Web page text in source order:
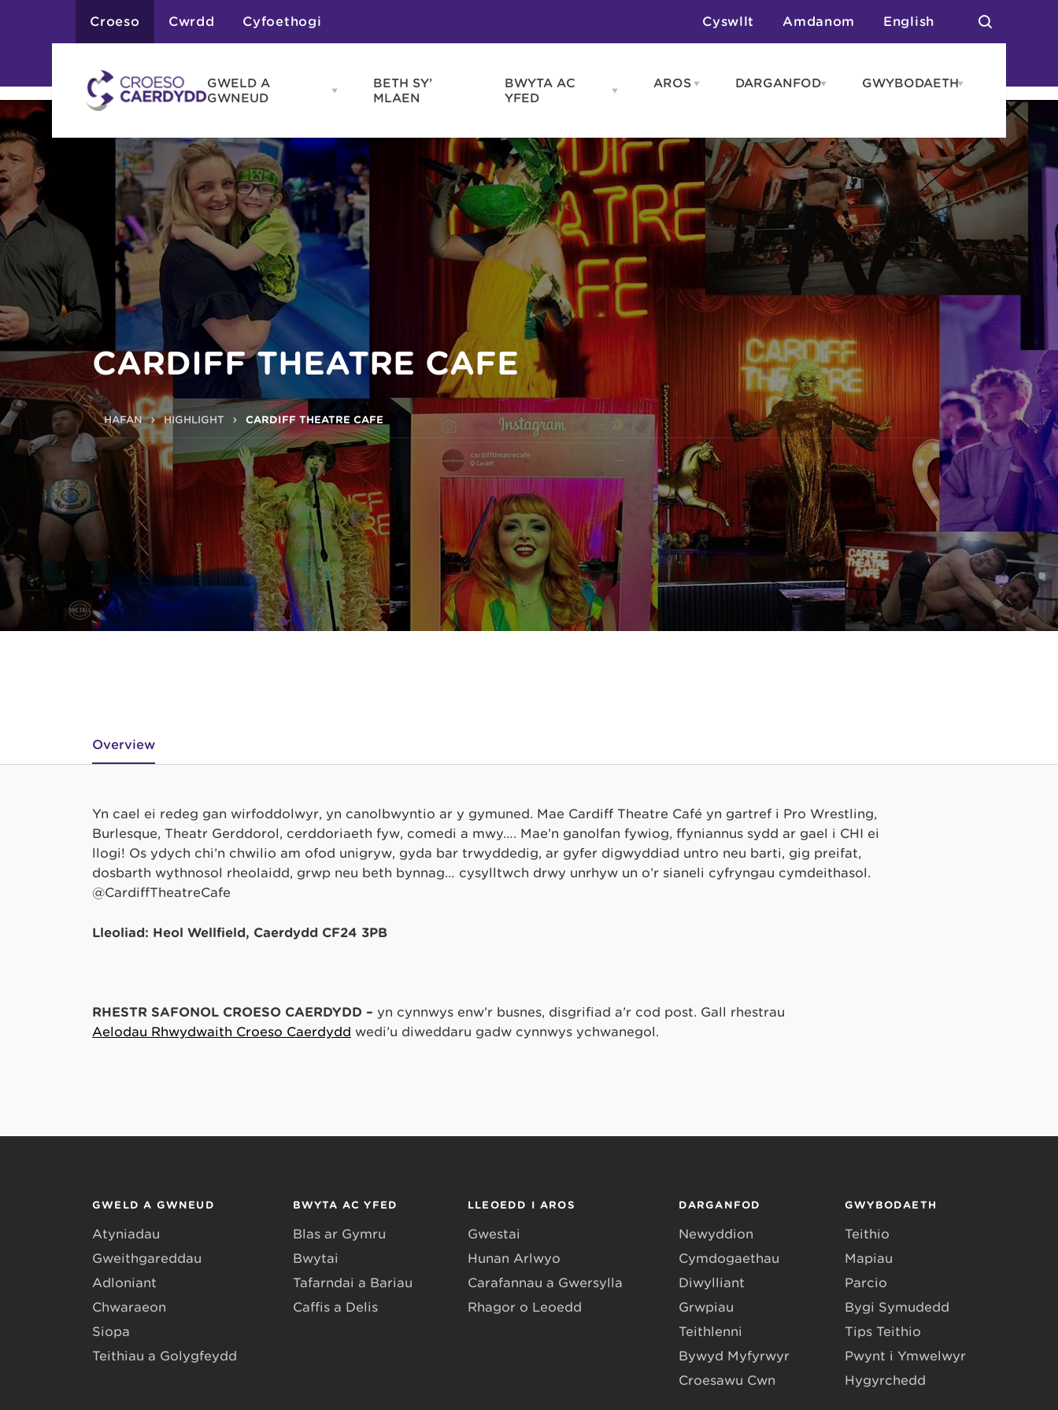
Croeso Cwrdd Cyfoethogi Cyswllt Amdanom English
GWELD A
GWNEUD
Open
GWNEUD
menu
Atyniadau
Gweithgareddau
Adloniant
Chwaraeon
Siopa
Teithiau a Golygfeydd
BETH SY’
MLAEN
BWYTA AC
YFED
Open
YFED
menu
Blas ar Gymru
Bwytai
Tafarndai a Bariau
Caffis a Delis
AROS Open
Gwestai
Hunan Arlwyo
Carafanau a Gwersylla
Rhagor o Leoedd
DARGANFODOpen
GWYBODAETHOpen
CARDIFF THEATRE CAFE
HAFAN HIGHLIGHT CARDIFF THEATRE CAFE
Overview
Yn cael ei redeg gan wirfoddolwyr, yn canolbwyntio ar y gymuned. Mae Cardiff Theatre Café yn gartref i Pro Wrestling,
Burlesque, Theatr Gerddorol, cerddoriaeth fyw, comedi a mwy…. Mae’n ganolfan fywiog, ffyniannus sydd ar gael i CHI ei
llogi! Os ydych chi’n chwilio am ofod unigryw, gyda bar trwyddedig, ar gyfer digwyddiad untro neu barti, gig preifat,
dosbarth wythnosol rheolaidd, grŵp neu beth bynnag… cysylltwch drwy unrhyw un o’r sianeli cyfryngau cymdeithasol.
@CardiffTheatreCafe
Lleoliad: Heol Wellfield, Caerdydd CF24 3PB
RHESTR SAFONOL CROESO CAERDYDD – yn cynnwys enw’r busnes, disgrifiad a’r cod post. Gall rhestrau
Aelodau Rhwydwaith Croeso Caerdydd wedi’u diweddaru gadw cynnwys ychwanegol.
GWELD A GWNEUD
Atyniadau
Gweithgareddau
Adloniant
Chwaraeon
Siopa
Teithiau a Golygfeydd
BWYTA AC YFED
Blas ar Gymru
Bwytai
Tafarndai a Bariau
Caffis a Delis
LLEOEDD I AROS
Gwestai
Hunan Arlwyo
Carafannau a Gwersylla
Rhagor o Leoedd
DARGANFOD
Newyddion
Cymdogaethau
Diwylliant
Grwpiau
Teithlenni
Bywyd Myfyrwyr
Croesawu Cŵn
GWYBODAETH
Teithio
Mapiau
Parcio
Bygi Symudedd
Tips Teithio
Pwynt i Ymwelwyr
Hygyrchedd